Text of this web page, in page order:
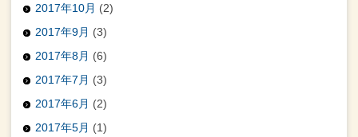
2017年10月 (2)
2017年9月 (3)
2017年8月 (6)
2017年7月 (3)
2017年6月 (2)
2017年5月 (1)